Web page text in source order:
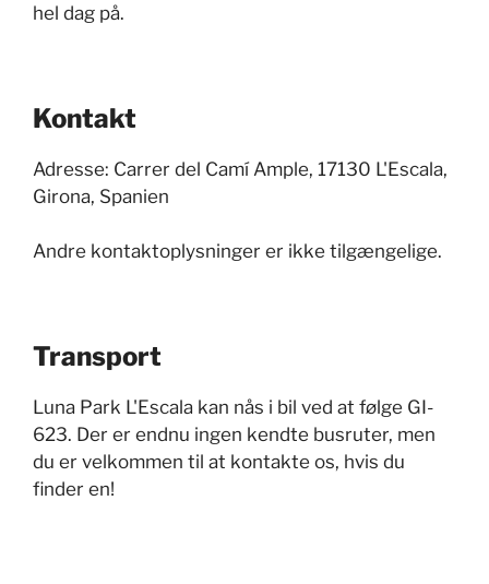
hel dag på.
Kontakt
Adresse: Carrer del Camí Ample, 17130 L'Escala,
Girona, Spanien
Andre kontaktoplysninger er ikke tilgængelige.
Transport
Luna Park L'Escala kan nås i bil ved at følge GI-
623. Der er endnu ingen kendte busruter, men
du er velkommen til at kontakte os, hvis du
finder en!